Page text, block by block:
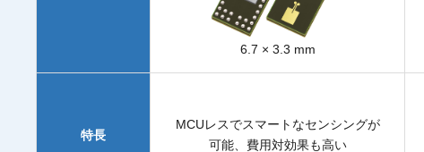
6.7 × 3.3 mm
特長
MCUレスでスマートなセンシングが
可能、費用対効果も高い